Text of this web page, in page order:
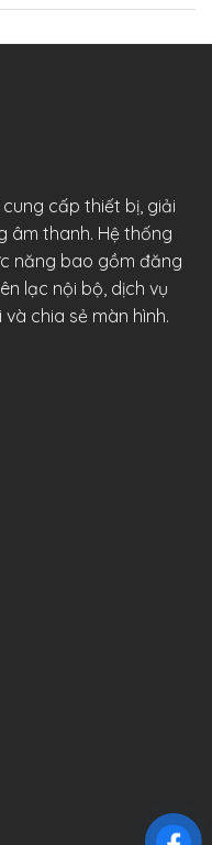
cấp thiết bị, giải
âm thanh. Hệ thống
năng bao gồm đăng
lạc nội bộ, dịch vụ
chia sẻ màn hình.